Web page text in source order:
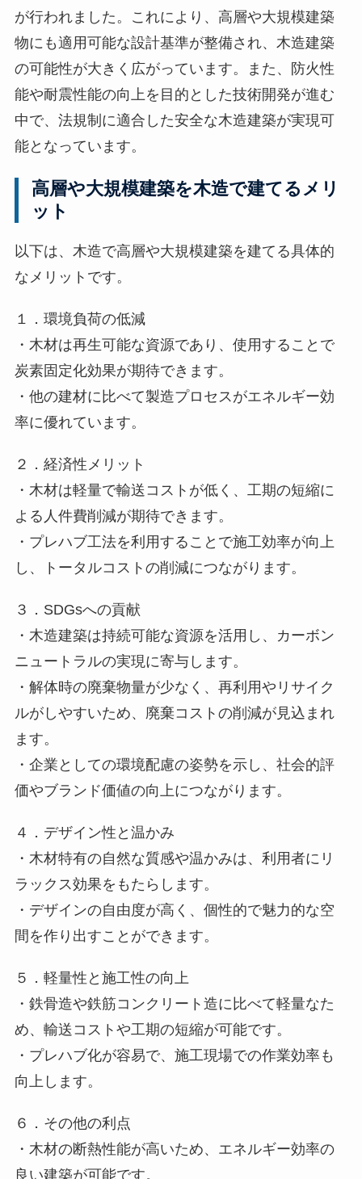
が行われました。これにより、高層や大規模建築
物にも適用可能な設計基準が整備され、木造建築
の可能性が大きく広がっています。また、防火性
能や耐震性能の向上を目的とした技術開発が進む
中で、法規制に適合した安全な木造建築が実現可
能となっています。
高層や大規模建築を木造で建てるメリ
ット
以下は、木造で高層や大規模建築を建てる具体的
なメリットです。
１．環境負荷の低減
・木材は再生可能な資源であり、使用することで
炭素固定化効果が期待できます。
・他の建材に比べて製造プロセスがエネルギー効
率に優れています。
２．経済性メリット
・木材は軽量で輸送コストが低く、工期の短縮に
よる人件費削減が期待できます。
・プレハブ工法を利用することで施工効率が向上
し、トータルコストの削減につながります。
３．SDGsへの貢献
・木造建築は持続可能な資源を活用し、カーボン
ニュートラルの実現に寄与します。
・解体時の廃棄物量が少なく、再利用やリサイク
ルがしやすいため、廃棄コストの削減が見込まれ
ます。
・企業としての環境配慮の姿勢を示し、社会的評
価やブランド価値の向上につながります。
４．デザイン性と温かみ
・木材特有の自然な質感や温かみは、利用者にリ
ラックス効果をもたらします。
・デザインの自由度が高く、個性的で魅力的な空
間を作り出すことができます。
５．軽量性と施工性の向上
・鉄骨造や鉄筋コンクリート造に比べて軽量なた
め、輸送コストや工期の短縮が可能です。
・プレハブ化が容易で、施工現場での作業効率も
向上します。
６．その他の利点
・木材の断熱性能が高いため、エネルギー効率の
良い建築が可能です。